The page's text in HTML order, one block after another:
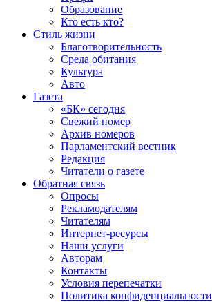
Образование
Кто есть кто?
Стиль жизни
Благотворительность
Среда обитания
Культура
Авто
Газета
«БК» сегодня
Свежий номер
Архив номеров
Парламентский вестник
Редакция
Читатели о газете
Обратная связь
Опросы
Рекламодателям
Читателям
Интернет-ресурсы
Наши услуги
Авторам
Контакты
Условия перепечатки
Политика конфиденциальности